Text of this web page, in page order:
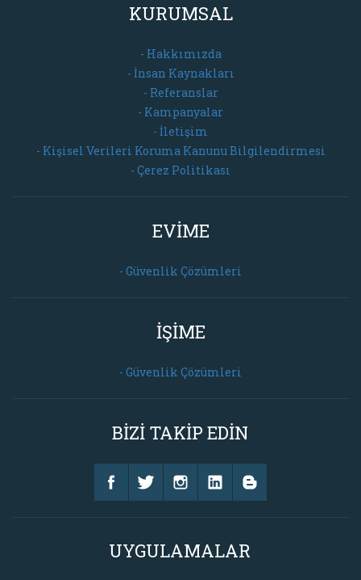
KURUMSAL
- Hakkımızda
- İnsan Kaynakları
- Referanslar
- Kampanyalar
- İletişim
- Kişisel Verileri Koruma Kanunu Bilgilendirmesi
- Çerez Politikası
EVİME
- Güvenlik Çözümleri
İŞİME
- Güvenlik Çözümleri
BİZİ TAKİP EDİN
UYGULAMALAR